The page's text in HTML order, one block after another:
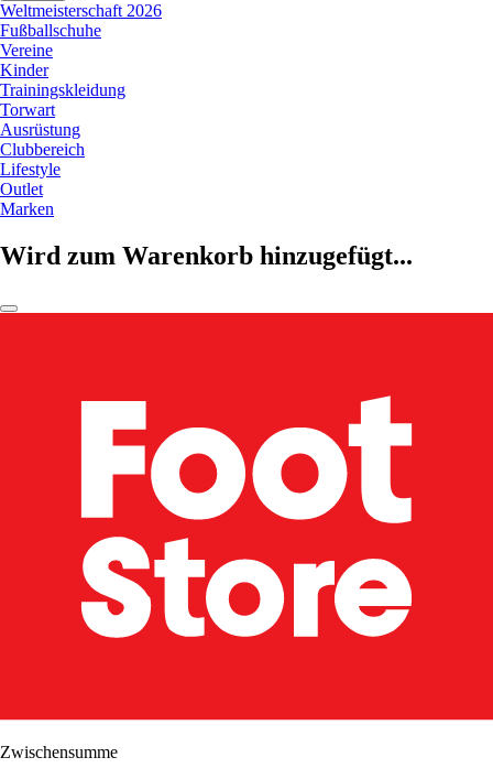
Weltmeisterschaft 2026
Fußballschuhe
Vereine
Kinder
Trainingskleidung
Torwart
Ausrüstung
Clubbereich
Lifestyle
Outlet
Marken
Wird zum Warenkorb hinzugefügt...
Zwischensumme